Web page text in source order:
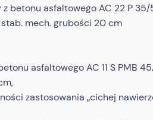
betonu asfaltowego AC 22 P 35/
mech. grubości 20 cm
asfaltowego AC 11 S PMB
zastosowania „cichej